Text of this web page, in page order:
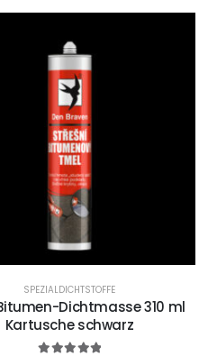
SPEZIALDICHTSTOFFE
Dichtmasse 310 ml
Kartusche schwarz